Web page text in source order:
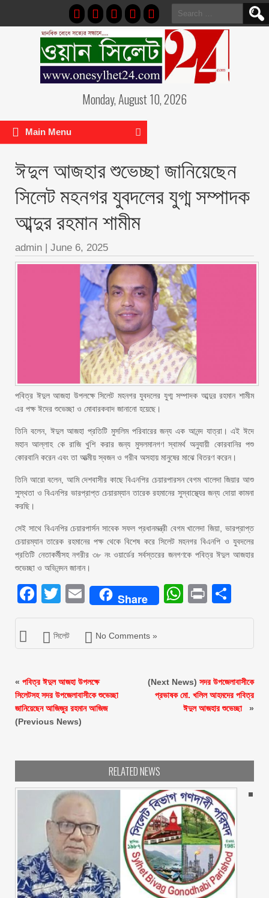
Search
for:
Monday, August 10, 2026
Main Menu
ঈদুল আজহার শুভেচ্ছা জানিয়েছেন
সিলেট মহনগর যুবদলের যুগ্ম সম্পাদক
আব্দুর রহমান শামীম
admin | June 6, 2025
পবিত্র ঈদুল আজহা উপলক্ষে সিলেট মহনগর যুবদলের যুগ্ম সম্পাদক আব্দুর রহমান শামীম
এর পক্ষ ঈদের শুভেচ্ছা ও মোবারকবাদ জানানো হয়েছে।
তিনি বলেন, ঈদুল আজহা প্রতিটি মুসলিম পরিবারের জন্য এক আনন্দ যাত্রা। এই ঈদে
মহান আল্লাহ কে রাজি খুশি করার জন্য মুসলমানগণ স্বামর্থ অনুযায়ী কোরবানির পশু
কোরবানি করেন এবং তা আত্মীয় স্বজন ও গরীব অসহায় মানুষের মাঝে বিতরণ করেন।
তিনি আরো বলেন, আমি দেশবাসীর কাছে বিএনপির চেয়ারপারসন বেগম খালেদা জিয়ার আশু
সুস্থতা ও বিএনপির ভারপ্রাপ্ত চেয়ারম্যান তারেক রহমানের সুস্বাস্থ্যের জন্য দোয়া কামনা
করছি।
সেই সাথে বিএনপির চেয়ারপার্সন সাবেক সফল প্রধানমন্ত্রী বেগম খালেদা জিয়া, ভারপ্রাপ্ত
চেয়ারম্যান তারেক রহমানের পক্ষ থেকে বিশেষ করে সিলেট মহনগর বিএনপি ও যুবদলের
প্রতিটি নেতাকর্মীসহ নগরীর ৩৮ নং ওয়ার্ডের সর্বস্তরের জনগণকে পবিত্র ঈদুল আজহার
শুভেচ্ছা ও অভিনন্দন জানান।
Facebook
Twitter
EmailShare Print
সিলেট No Comments »
« পবিত্র ঈদুল আজহা উপলক্ষে
সিলেটসহ সদর উপজেলাবাসীকে শুভেচ্ছা
জানিয়েছেন আজিজুর রহমান আজিজ
(Previous News)
(Next News) সদর উপজেলাবাসীকে
প্রভাষক মো. খলিল আহমদের পবিত্র
ঈদুল আজহার শুভেচ্ছা
»
RELATED NEWS